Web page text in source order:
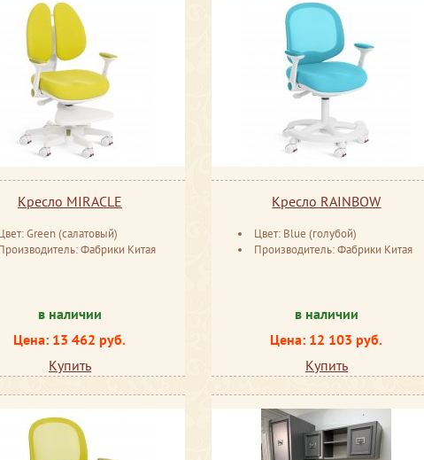
Кресло MIRACLE
Green (салатовый)
Фабрики Китая
в наличии
Цена: 13 462 руб.
Купить
Кресло RAINBOW
Цвет: Blue (голубой)
Производитель: Фабрики Китая
в наличии
Цена: 12 103 руб.
Купить